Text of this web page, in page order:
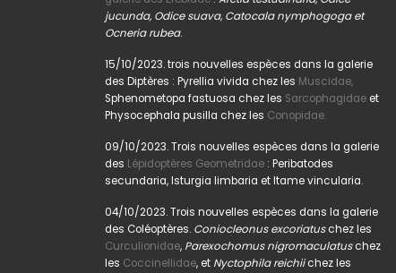
jucunda, Odice suava, Catocala nymphogoga et
Ocneria rubea.
15/10/2023. trois nouvelles espèces dans la galerie
des Diptères : Pyrellia vivida chez les Muscidae,
Sphenometopa fastuosa chez les Sarcophagidaeet
Physocephala pusilla chez les Conopidae.
09/10/2023. Trois nouvelles espèces dans la galerie
des Lépidoptères Geometridae : Peribatodes
secundaria, Isturgia limbaria et Itame vincularia.
04/10/2023. Trois nouvelles espèces dans la galerie
des Coléoptères. Coniocleonus excoriatuschez les
Curculionidae, Parexochomus nigromaculatuschez
les Coccinellidae, et Nyctophila reichiichez les